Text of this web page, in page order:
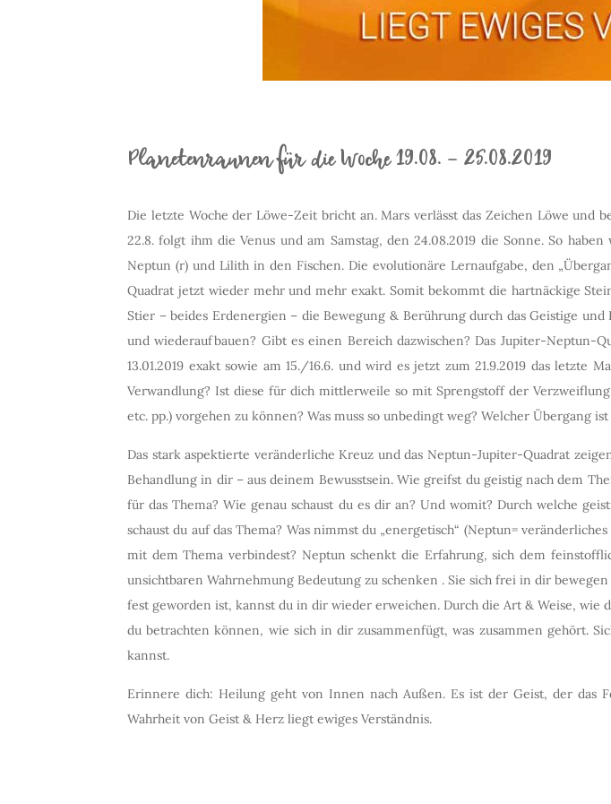
Planetenraunen für die Woche 19.08. – 25.08.2019
Die letzte Woche der Löwe-Zeit bricht an. Mars verlässt das Zeichen Löwe und
22.8. folgt ihm die Venus und am Samstag, den 24.08.2019 die Sonne. So
Neptun (r) und Lilith in den Fischen. Die evolutionäre Lernaufgabe, den
Quadrat jetzt wieder mehr und mehr exakt. Somit bekommt die hartnäckige
Stier – beides Erdenergien – die Bewegung & Berührung durch das Geistige
und wiederaufbauen? Gibt es einen Bereich dazwischen? Das Jupiter-Neptun-
13.01.2019 exakt sowie am 15./16.6. und wird es jetzt zum 21.9.2019 das
Verwandlung? Ist diese für dich mittlerweile so mit Sprengstoff der
etc. pp.) vorgehen zu können? Was muss so unbedingt weg? Welcher Übergang ist
Das stark aspektierte veränderliche Kreuz und das Neptun-Jupiter-Quadrat
Behandlung in dir – aus deinem Bewusstsein. Wie greifst du geistig nach dem
für das Thema? Wie genau schaust du es dir an? Und womit? Durch welche
schaust du auf das Thema? Was nimmst du „energetisch“ (Neptun=
mit dem Thema verbindest? Neptun schenkt die Erfahrung, sich dem
unsichtbaren Wahrnehmung Bedeutung zu schenken . Sie sich frei in dir
fest geworden ist, kannst du in dir wieder erweichen. Durch die Art & Weise,
du betrachten können, wie sich in dir zusammenfügt, was zusammen gehört.
kannst.
Erinnere dich: Heilung geht von Innen nach Außen. Es ist der Geist, der das
Wahrheit von Geist & Herz liegt ewiges Verständnis.